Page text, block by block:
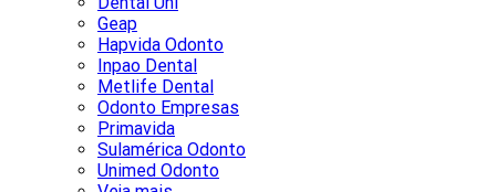
Geap
Hapvida Odonto
Inpao Dental
Metlife Dental
Odonto Empresas
Primavida
Sulamérica Odonto
Unimed Odonto